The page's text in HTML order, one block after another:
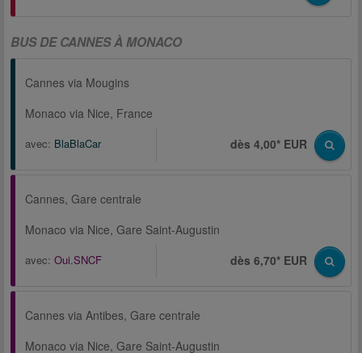
BUS DE CANNES À MONACO
Cannes via Mougins
Monaco via Nice, France
avec: BlaBlaCar dès 4,00* EUR
Cannes, Gare centrale
Monaco via Nice, Gare Saint-Augustin
avec: Oui.SNCF dès 6,70* EUR
Cannes via Antibes, Gare centrale
Monaco via Nice, Gare Saint-Augustin